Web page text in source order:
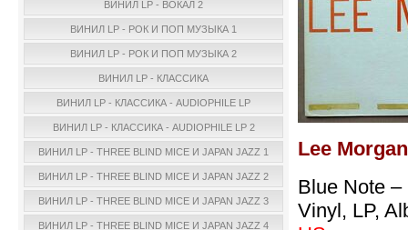
ВИНИЛ LP - ВОКАЛ 2
ВИНИЛ LP - РОК И ПОП МУЗЫКА 1
ВИНИЛ LP - РОК И ПОП МУЗЫКА 2
ВИНИЛ LP - КЛАССИКА
ВИНИЛ LP - КЛАССИКА - AUDIOPHILE LP
ВИНИЛ LP - КЛАССИКА - AUDIOPHILE LP 2
ВИНИЛ LP - THREE BLIND MICE И JAPAN JAZZ 1
ВИНИЛ LP - THREE BLIND MICE И JAPAN JAZZ 2
ВИНИЛ LP - THREE BLIND MICE И JAPAN JAZZ 3
ВИНИЛ LP - THREE BLIND MICE И JAPAN JAZZ 4
Lee
Blue Note
Vinyl, LP,